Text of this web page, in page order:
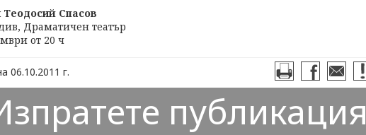
Спасов
Драматичен театър
от 20 ч
06.10.2011 г.
публикация